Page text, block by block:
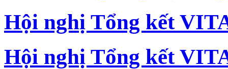
Hội nghị Tổng kết
Hội nghị Tổng kết